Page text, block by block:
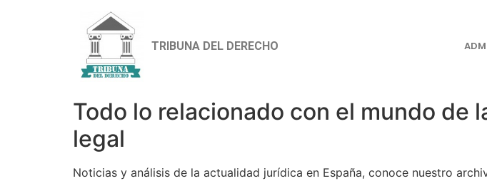
TRIBUNA DEL DERECHO
Todo lo relacionado con el mundo de
legal
Noticias y análisis de la actualidad jurídica en España, conoce nuestro